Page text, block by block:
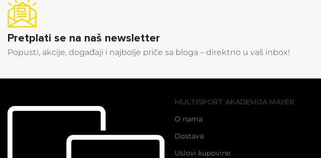
Pretplati se na naš newsletter
Popusti, akcije, događaji i najbolje priče sa bloga – direktno u vaš inbox!
MULTISPORT AKADEMIJA MAYER
O nama
Dostava
Uslovi kupovine